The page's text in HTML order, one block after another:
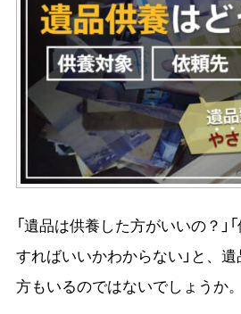
「遺品は供養した方がいいの？」
すればいいかわからない」と、
方もいるのではないでしょうか。